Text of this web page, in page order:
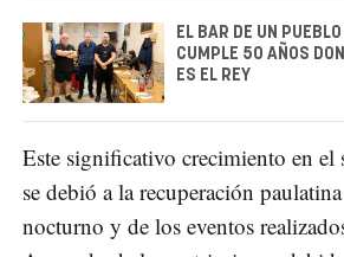
EL BAR DE UN
CUMPLE 50 AÑOS
ES EL REY
Este significativo crecimiento en
se debió a la recuperación
nocturno y de los eventos